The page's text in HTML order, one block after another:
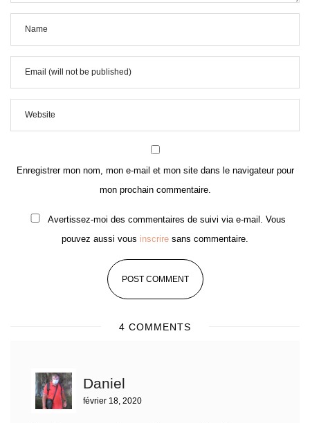
Enregistrer mon nom, mon e-mail et mon site dans le navigateur pour
mon prochain commentaire.
Avertissez-moi des commentaires de suivi via e-mail. Vous
pouvez aussi vous inscrire sans commentaire.
4 COMMENTS
Daniel
février 18, 2020